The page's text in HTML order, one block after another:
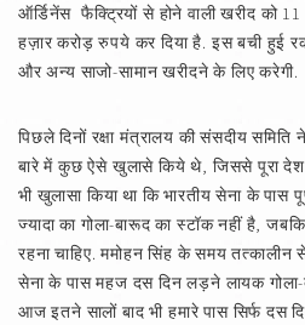
ऑर्डिनेंस फैक्ट्रियों से होने वाली खरीद को
हज़ार करोड़ रुपये कर दिया है. इस बची हुई
और अन्य साजो-सामान खरीदने के लिए करेगी.
पिछले दिनों रक्षा मंत्रालय की संसदीय
बारे में कुछ ऐसे खुलासे किये थे, जिससे पूरा
भी खुलासा किया था कि भारतीय सेना के पास
ज्यादा का गोला-बारूद का स्टॉक नहीं है,
रहना चाहिए. ममोहन सिंह के समय तत्कालीन
सेना के पास महज दस दिन लड़ने लायक
आज इतने सालों बाद भी हमारे पास सिर्फ दस